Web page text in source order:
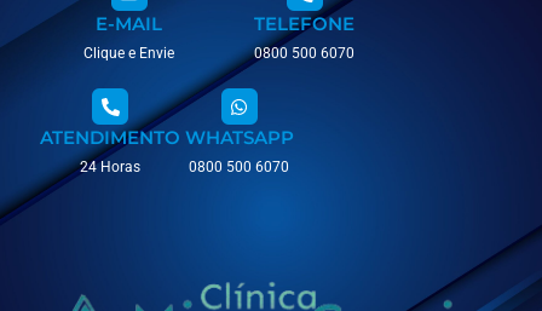
E-MAIL
Clique e Envie
TELEFONE
0800 500 6070
ATENDIMENTO
24 Horas
WHATSAPP
0800 500 6070